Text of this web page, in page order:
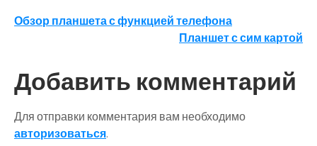
Навигация
записям
Обзор планшета с функцией телефона
Планшет с сим картой
Добавить комментарий
Для отправки комментария вам необходимо
авторизоваться.